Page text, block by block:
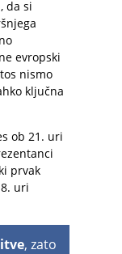
da si
evropski
nismo
ključna
ob 21. uri
prvak
uri
, zato